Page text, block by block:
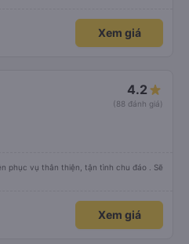
bạn ấy liên hệ sđt của mình, mình hỗ
NT ngày 16/1. À các bạn nữ lễ tân xinh
đôi xong còn note là (một mình) yêu
Xem giá
4.2
(88 đánh giá)
phục vụ thân thiện, tận tình chu đáo . Sẽ
Xem giá